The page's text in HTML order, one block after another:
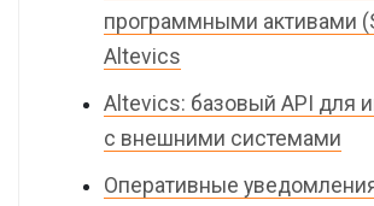
программными активами
Altevics
Altevics: базовый API для
с внешними системами
Оперативные